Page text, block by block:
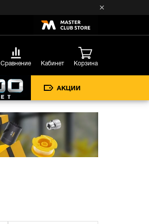
Сравнение Кабинет Корзина
АКЦИИ